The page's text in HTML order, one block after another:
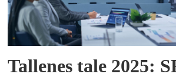
Tallenes tale 2025: